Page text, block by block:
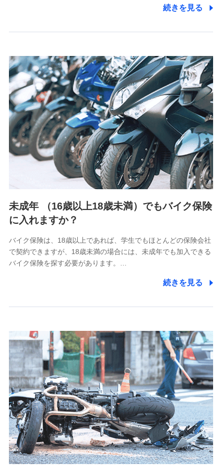
（なお、当社は複数の保険会社と取引があり、取得した個人
3.セミナー募集サイトから取得した個人情報
各種セミナーの案内、開催のため
上記に係る連絡・手続き・管理等付帯業務を行うため
4.家族・友達紹介にて取得した個人情報
被紹介者への連絡、及び当社と取引のあるもしくは委託を受
けている保険会社・提携会社の保険その他に関する情報を提
供し、金融商品等の契約を勧奨するため
アンケートやキャンペーン等の実施のため
上記に係る連絡・手続き・管理等付帯業務を行うため
5.通話録音にて取得する情報
電話対応の品質向上およびお問合せ内容の正確な把握のため
6.採用応募者の個人情報
採用選考および入社手続を実施するため
7.社員（従業者）の個人情報
退職関連処理等の各種手続きのため、当社と従業員または従
取引先としての選定業務、営業情報の提供業務、契約締結手
続き業務、取引管理業務、およびこれらに準ずる業務の遂行
のため
9.お問い合わせ情報
各種お問い合わせに対応するため
10.受託業務の 個人情報
受託業務の遂行およびこれらに準ずる業務の遂行のため
11.マイカー通勤管理クラウド並びに法人向けASPサー
ビスに関してのお問い合わせ情報
続きを見る
未成年 （16歳以上18歳未満）でもバイク保険
に入れますか？
バイク保険は、18歳以上であれば、学生でもほとんどの保険会社
で契約できますが、18歳未満の場合には、未成年でも加入できる
バイク保険を探す必要があります。…
続きを見る